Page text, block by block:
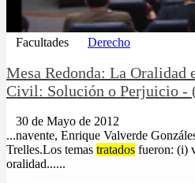
Facultades Derecho
Mesa Redonda: La Oralidad
Civil: Solución o Perjuicio -
30 de Mayo de 2012
...navente, Enrique Valverde
Trelles.Los temas tratados fueron: (i)
oralidad......